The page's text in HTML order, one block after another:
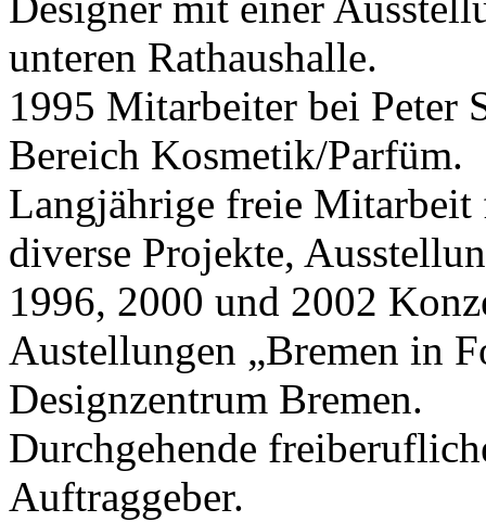
unteren Rathaushalle.
1995 Mitarbeiter bei Peter
Bereich Kosmetik/Parfüm.
Langjährige freie
diverse Projekte,
1996, 2000 und 2002
Austellungen „Bremen in
Designzentrum Bremen.
Durchgehende
Auftraggeber.